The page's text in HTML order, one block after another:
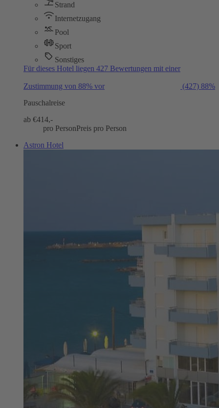
Strand
Internetzugang
Pool
Sport
Sonstiges
Für dieses Hotel liegen 427 Bewertungen mit einer
Zustimmung von 88% vor (427) 88%
Pauschalreise
ab €414,-
pro PersonPreis pro Person
Astron Hotel